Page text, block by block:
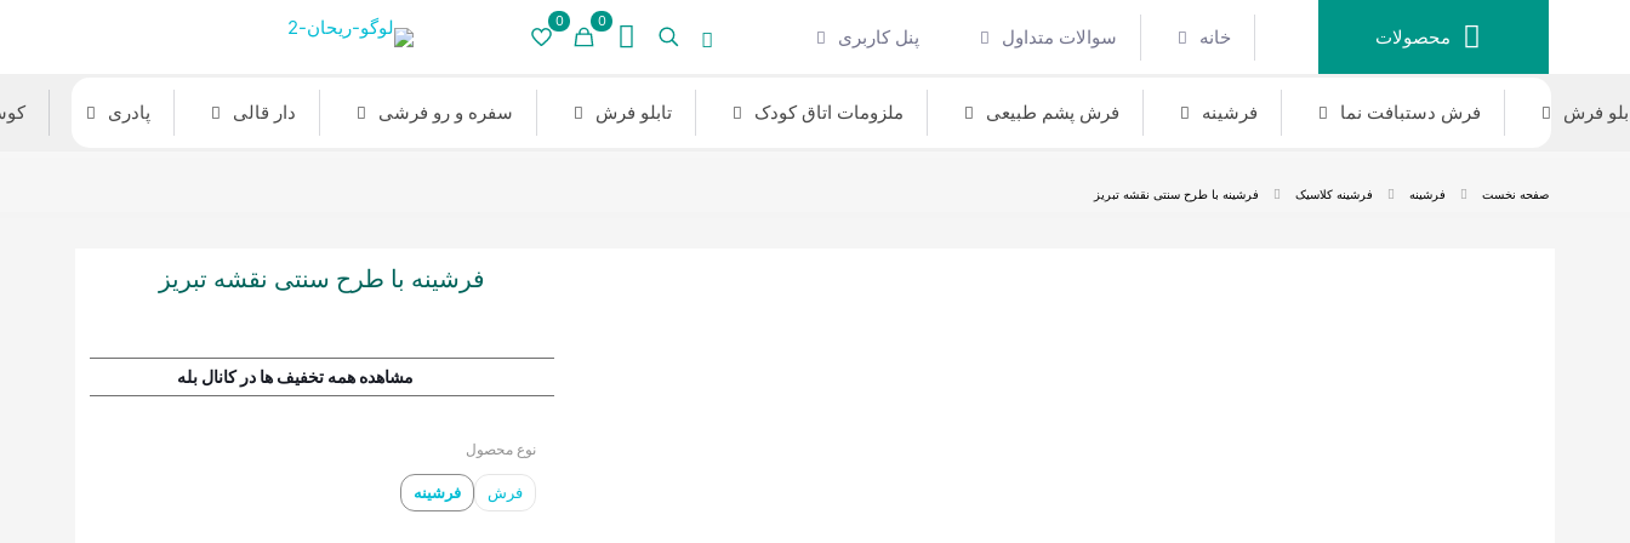
محصولات خانه سوالات متداول پنل کاربری
0
0
فرش فرش دستبافت نما فرشینه فرش پشم طبیعی ملزومات اتاق کودک تابلو فرش سفره و رو فرشی دار قالی پادری
صفحه نخست فرشینه فرشینه کلاسیک فرشینه با طرح سنتی نقشه تبریز
فرشینه با طرح سنتی نقشه تبریز
مشاهده همه تخفیف ها در کانال بله
نوع محصول
فرش فرشینه